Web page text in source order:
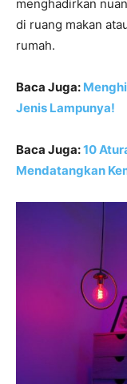
menghadirkan
di ruang makan
rumah.
Baca Juga:
Jenis Lampunya!
Baca Juga:10
Mendatangkan